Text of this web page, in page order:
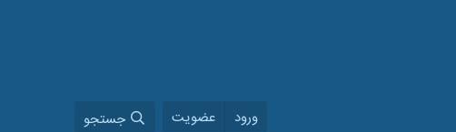
ورود عضویت جستجو